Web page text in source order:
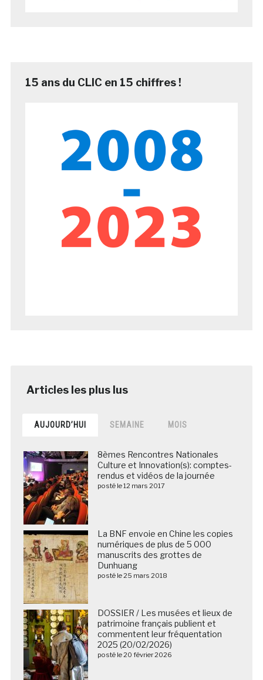
15 ans du CLIC en 15 chiffres !
AUJOURD’HUI SEMAINE MOIS
8èmes Rencontres Nationales
Culture et Innovation(s): comptes-
rendus et vidéos de la journée
posté le 12 mars 2017
La BNF envoie en Chine les copies
numériques de plus de 5 000
manuscrits des grottes de
Dunhuang
posté le 25 mars 2018
DOSSIER / Les musées et lieux de
patrimoine français publient et
commentent leur fréquentation
2025 (20/02/2026)
posté le 20 février 2026